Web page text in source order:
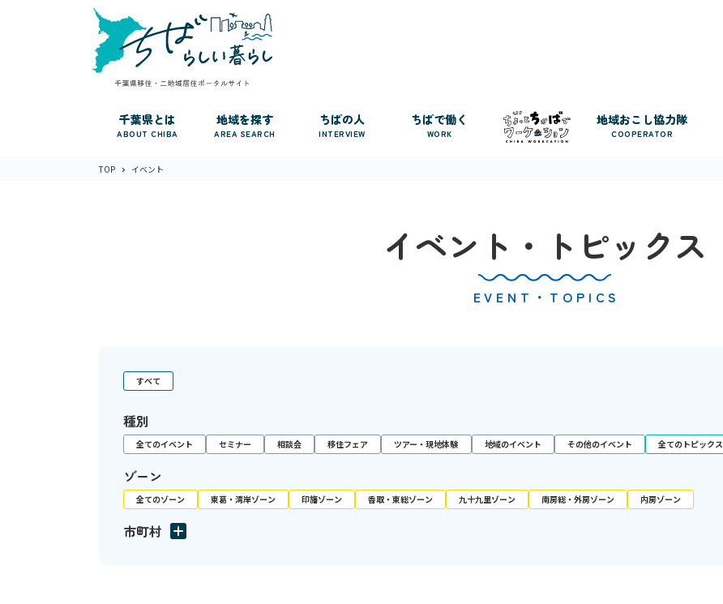
千葉県とは
ABOUT CHIBA
地域を探す
AREA SEARCH
ちばの人
INTERVIEW
ちばで働く
WORK
地域おこし協力隊
COOPERATOR
TOP イベント
イベント・トピックス
EVENT・TOPICS
すべて
種別
全てのイベント セミナー 相談会 移住フェア ツアー・現地体験 地域のイベント その他のイベント 全てのトピックス
ゾーン
全てのゾーン 東葛・湾岸ゾーン 印旛ゾーン 香取・東総ゾーン 九十九里ゾーン 南房総・外房ゾーン 内房ゾーン
市町村